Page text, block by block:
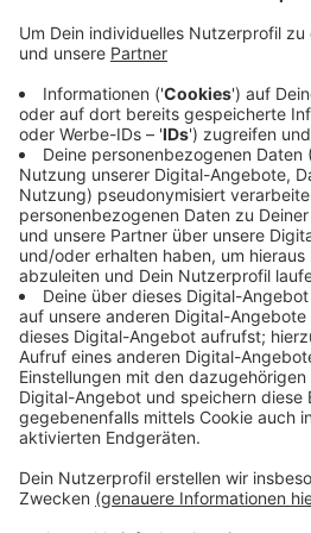
Anzeige
Der Fall müsse nun geprüft
nach denen eine Straße
rechtsextremistische oder
haben, sagt die Stadt. Neben
aber noch knapp hundert
eine rechte Vergangenheit
damit sicherstellen, dass nur
Vorbildcharakter durch
werden.
Anzeige